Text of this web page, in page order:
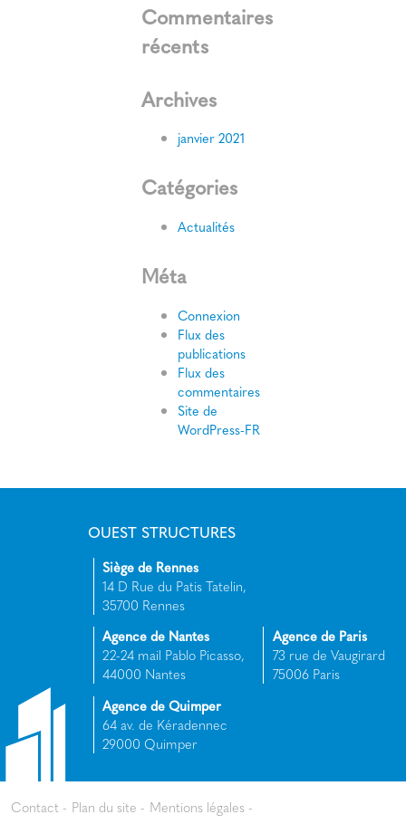
Commentaires
récents
Archives
janvier 2021
Catégories
Actualités
Méta
Connexion
Flux des
publications
Flux des
commentaires
Site de
WordPress-FR
OUEST STRUCTURES
Siège de Rennes
14 D Rue du Patis Tatelin,
35700 Rennes
Agence de Nantes
22-24 mail Pablo Picasso,
44000 Nantes
Agence de Paris
73 rue de Vaugirard
75006 Paris
Agence de Quimper
64 av. de Kéradennec
29000 Quimper
Contact Plan du site Mentions légales